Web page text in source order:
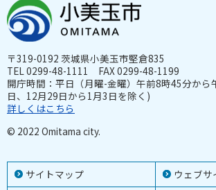
サイトマップ ウェブ
〒319-0192 茨城県小美玉市堅倉835
TEL 0299-48-1111 FAX 0299-48-1199
開庁時間：平日（月曜-金曜）午前8時45分から
日、12月29日から1月3日を除く)
詳しくはこちら
© 2022 Omitama city.